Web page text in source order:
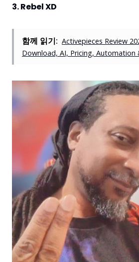
3. Rebel XD
함께 읽기: Activepieces Review
Download, AI, Pricing, Automation